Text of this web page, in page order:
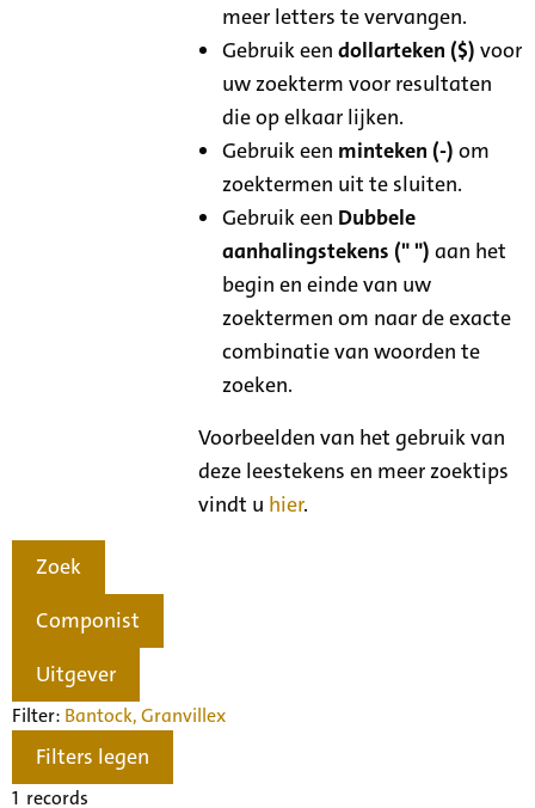
meer letters te vervangen.
Gebruik eendollarteken ($) voor
uw zoekterm voor resultaten
die op elkaar lijken.
Gebruik een minteken (-) om
zoektermen uit te sluiten.
Gebruik een Dubbele
aanhalingstekens (" ") aan het
begin en einde van uw
zoektermen om naar de exacte
combinatie van woorden te
zoeken.
Voorbeelden van het gebruik van
deze leestekens en meer zoektips
vindt u hier.
Zoek
Componist
Uitgever
Filter: Bantock, Granvillex
Filters legen
1 records